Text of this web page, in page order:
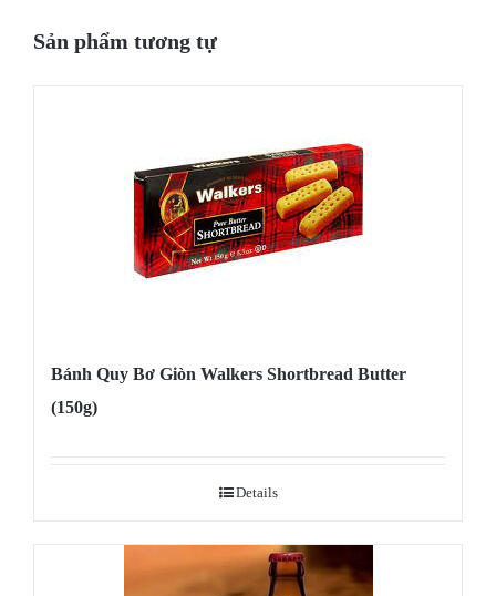
Sản phẩm tương tự
Bánh Quy Bơ Giòn Walkers Shortbread Butter
(150g)
Details